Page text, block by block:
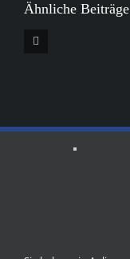
Ähnliche Beiträge